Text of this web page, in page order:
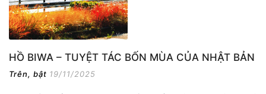
HỒ BIWA – TUYỆT TÁC BỐN MÙA CỦA NHẬT BẢN
Trên, bật 19/11/2025